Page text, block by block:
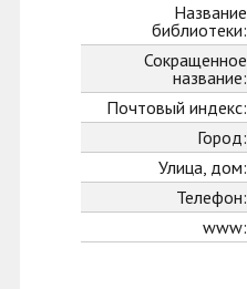
Название
библиотеки:
Сокращенное
название:
Почтовый индекс:
Город:
Улица, дом:
Телефон:
www: